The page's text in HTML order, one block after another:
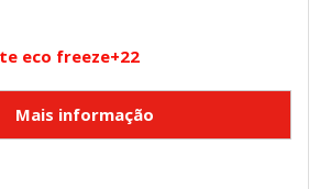
eco freeze+22